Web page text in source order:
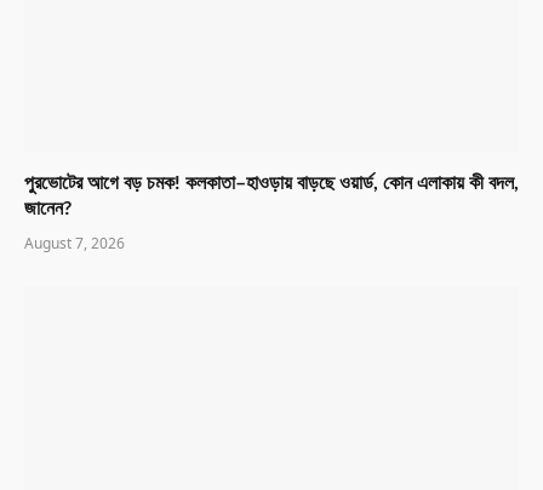
পুরভোটের আগে বড় চমক! কলকাতা–হাওড়ায় বাড়ছে ওয়ার্ড, কোন এলাকায় কী বদল,
জানেন?
August 7, 2026